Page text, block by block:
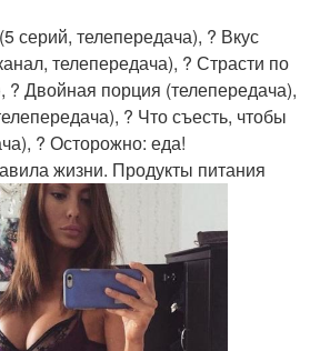
серий, телепередача), ? Вкус
телепередача), ? Страсти по
? Двойная порция (телепередача),
? Что съесть, чтобы
? Осторожно: еда!
жизни. Продукты питания